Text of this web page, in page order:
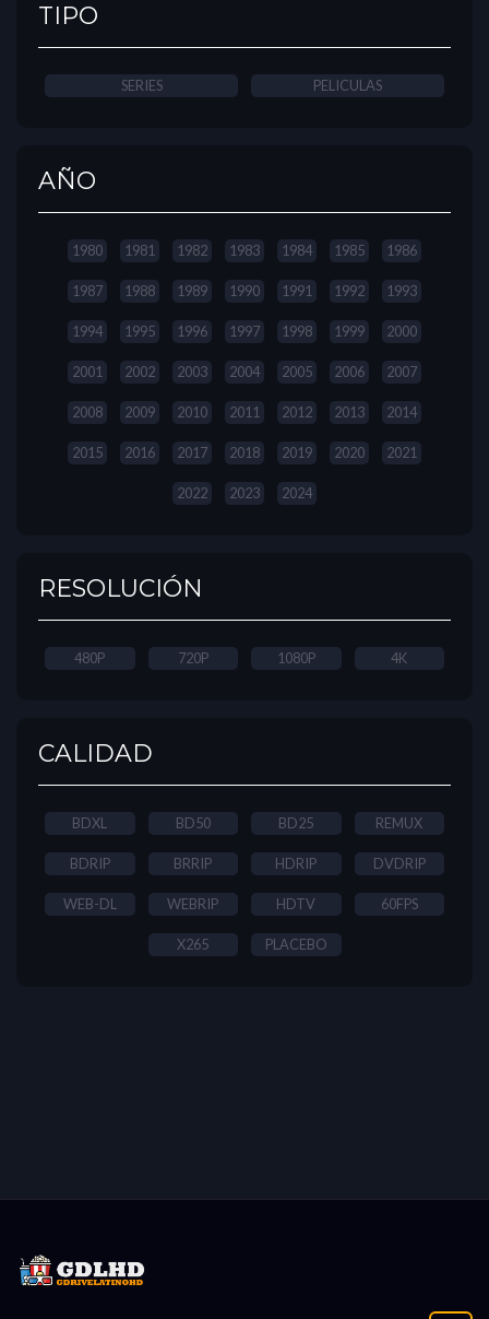
TIPO
SERIES PELICULAS
AÑO
1980 1981 1982 1983 1984 1985 1986
1987 1988 1989 1990 1991 1992 1993
1994 1995 1996 1997 1998 1999 2000
2001 2002 2003 2004 2005 2006 2007
2008 2009 2010 2011 2012 2013 2014
2015 2016 2017 2018 2019 2020 2021
2022 2023 2024
RESOLUCIÓN
480P 720P 1080P 4K
CALIDAD
BDXL BD50 BD25 REMUX
BDRIP BRRIP HDRIP DVDRIP
WEB-DL WEBRIP HDTV 60FPS
X265 PLACEBO